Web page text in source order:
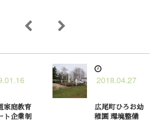
家庭教育
ト企業制
2018.04.27
広尾町ひろお幼
稚園 環境整備